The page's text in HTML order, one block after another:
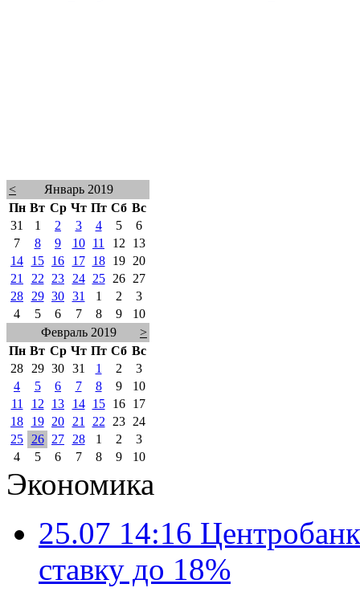
<
Январь 2019
Пн Вт Ср Чт Пт Сб Вс
31
1 2 3 4 5
6
7
8 9 10 11 12
13
14
15 16 17 18 19
20
21
22 23 24 25 26
27
28
29 30 31 1 2
3
4
5 6 7 8 9
10
Февраль 2019
>
Пн Вт Ср Чт Пт Сб Вс
28
29 30 31 1 2
3
4
5 6 7 8 9
10
11
12 13 14 15 16
17
18
19 20 21 22 23
24
25
26 27 28 1 2
3
4
5 6 7 8 9 10
Экономика
25.07 14:16
ставку до 18%